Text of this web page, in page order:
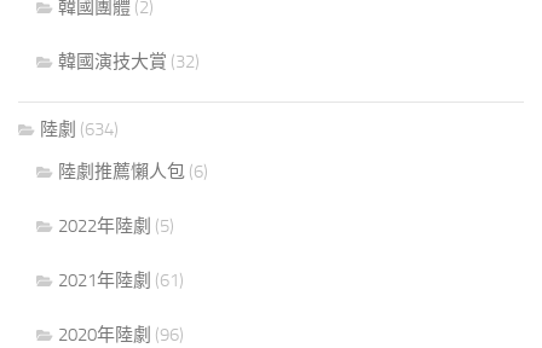
韓國團體 (2)
韓國演技大賞 (32)
陸劇 (634)
陸劇推薦懶人包 (6)
2022年陸劇 (5)
2021年陸劇 (61)
2020年陸劇 (96)